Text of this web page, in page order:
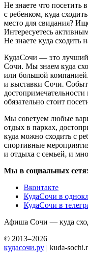
Не знаете что посетить
с ребенком, куда
место для свидания?
Интересуетесь
Не знаете куда сходить
КудаСочи — это лучший
Сочи. Мы знаем куда
или большой
и выставки Сочи.
обязательно стоит
Мы советуем любые
отдых в парках,
куда можно сходить с
спортивные
и отдыха с семьей, и
Мы в социальных
Вконтакте
КудаСочи в
КудаСочи в
Афиша Сочи — куда
© 2013–2026
кудасочи.ру | kuda-